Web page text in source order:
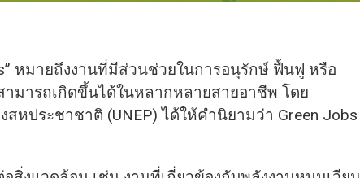
หมายถึงงานที่มีส่วนช่วยในการอนุรักษ์ ฟื้นฟู หรือ
ามารถเกิดขึ้นได้ในหลากหลายสายอาชีพ โดย
หประชาชาติ (UNEP) ได้ให้คำนิยามว่า Green Jobs